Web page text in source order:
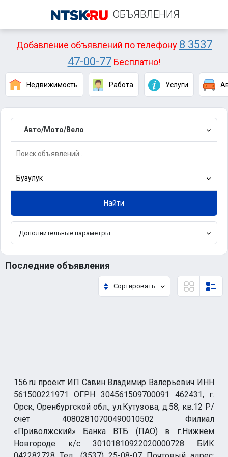
ОБЪЯВЛЕНИЯ
Добавление объявлений по телефону 8 3537
47-00-77Бесплатно!
Недвижимость Работа Услуги
Авто/Мото/Вело
Бузулук
Найти
Дополнительные параметры
Последние объявления
Сортировать
156.ru проект ИП Савин Владимир Валерьевич ИНН
561500221971 ОГРН 304561509700091 462431, г.
Орск, Оренбургской обл., ул.Кутузова, д.58, кв.12 Р/
счёт 40802810700490010502 Филиал
«Приволжский» Банка ВТБ (ПАО) в г.Нижнем
Новгороде к/с 30101810922020000728 БИК